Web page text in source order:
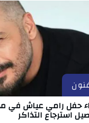
حفل رامي عياش في
استرجاع التذاكر